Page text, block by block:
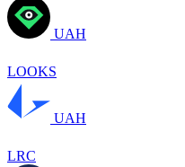
UAH
LOOKS
UAH
LRC